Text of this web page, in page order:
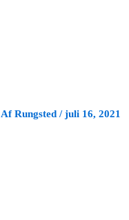
AfRungsted /juli 16, 2021